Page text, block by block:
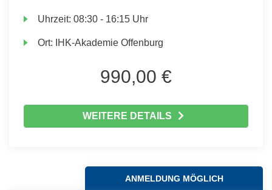
Uhrzeit:08:30 - 16:15 Uhr
Ort: IHK-Akademie Offenburg
990,00 €
WEITERE DETAILS
ANMELDUNG MÖGLICH